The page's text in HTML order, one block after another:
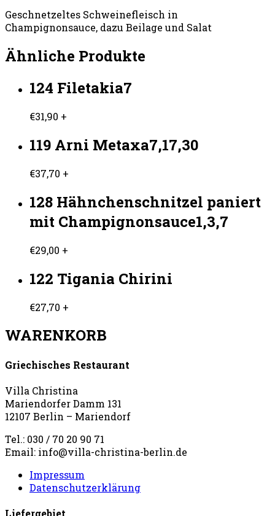
Geschnetzeltes Schweinefleisch in
Champignonsauce, dazu Beilage und Salat
Ähnliche Produkte
124 Filetakia7
€31,90 +
119 Arni Metaxa7,17,30
€37,70 +
128 Hähnchenschnitzel paniert
mit Champignonsauce1,3,7
€29,00 +
122 Tigania Chirini
€27,70 +
WARENKORB
Griechisches Restaurant
Villa Christina
Mariendorfer Damm 131
12107 Berlin – Mariendorf
Tel.: 030 / 70 20 90 71
Email: info@villa-christina-berlin.de
Impressum
Datenschutzerklärung
Liefergebiet